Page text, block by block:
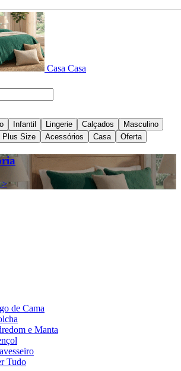
Casa Casa
Infantil Lingerie Calçados
Masculino
Plus Size Acessórios Casa Oferta
>
de Cama
e Manta
Tudo